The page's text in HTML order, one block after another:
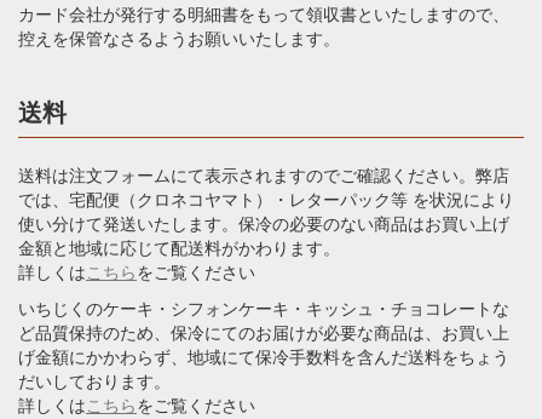
カード会社が発行する明細書をもって領収書といたしますので、
控えを保管なさるようお願いいたします。
送料
送料は注文フォームにて表示されますのでご確認ください。弊店
では、宅配便（クロネコヤマト）・レターパック等 を状況により
使い分けて発送いたします。保冷の必要のない商品はお買い上げ
金額と地域に応じて配送料がかわります。
詳しくはこちらをご覧ください
いちじくのケーキ・シフォンケーキ・キッシュ・チョコレートな
ど品質保持のため、保冷にてのお届けが必要な商品は、お買い上
げ金額にかかわらず、地域にて保冷手数料を含んだ送料をちょう
だいしております。
詳しくはこちらをご覧ください